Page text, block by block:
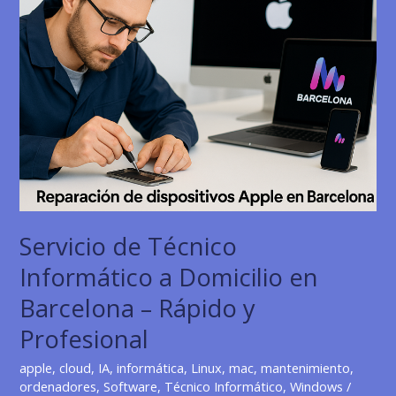
Servicio de Técnico
Informático a Domicilio en
Barcelona – Rápido y
Profesional
apple,cloud, IA,informática, Linux,mac,mantenimiento,
ordenadores,Software, Técnico Informático,Windows /